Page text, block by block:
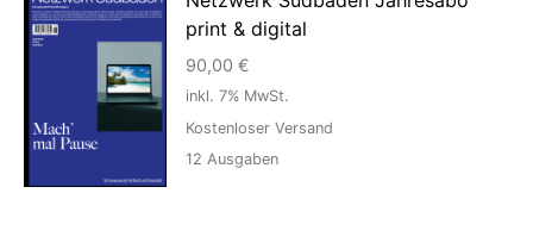
print & digital
90,00 €
inkl. 7% MwSt.
Kostenloser Versand
12 Ausgaben